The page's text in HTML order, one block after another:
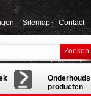
Sitemap Contact
Zoeken
Onderhouds
producten